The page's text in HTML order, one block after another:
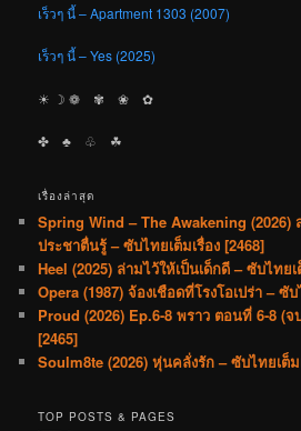
เร็วๆ นี้ – Apartment 1303 (2007)
เร็วๆ นี้ – Yes (2025)
☀︎ ☽ ❁ ✾ ❀ ✿
✤ ♣︎ ♧ ☘︎
เรื่องล่าสุด
Spring Wind – The Awakening (2026)
ประชาตื่นรู้ – ซับไทยเต็มเรื่อง [2468]
Heel (2025) ล่ามไว้ให้เป็นเด็กดี – ซับไทยเ
Opera (1987) จ้องเชือดที่โรงโอเปร่า – ซั
Proud (2026) Ep.6-8 พราว ตอนที่ 6-8 (จ
[2465]
Soulm8te (2026) หุ่นคลั่งรัก – ซับไทยเต็ม
TOP POSTS & PAGES